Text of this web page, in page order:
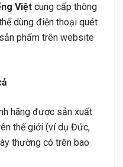
Việt cung cấp thông
dùng điện thoại quét
phẩm trên website
hãng được sản xuất
thế giới (ví dụ Đức,
thường có trên bao